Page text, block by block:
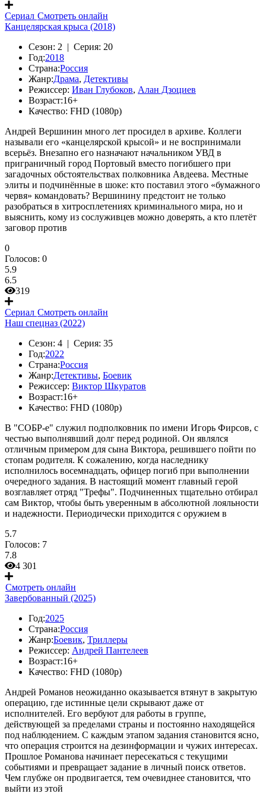
Сериал Смотреть онлайн
Канцелярская крыса (2018)
Сезон: 2 | Серия: 20
Год:2018
Страна:Россия
Жанр:Драма, Детективы
Режиссер: Иван Глубоков, Алан Дзоциев
Возраст:16+
Качество: FHD (1080p)
Андрей Вершинин много лет просидел в архиве. Коллеги
называли его «канцелярской крысой» и не воспринимали
всерьёз. Внезапно его назначают начальником УВД в
приграничный город Портовый вместо погибшего при
загадочных обстоятельствах полковника Авдеева. Местные
элиты и подчинённые в шоке: кто поставил этого «бумажного
червя» командовать? Вершинину предстоит не только
разобраться в хитросплетениях криминального мира, но и
выяснить, кому из сослуживцев можно доверять, а кто плетёт
заговор против
0
Голосов: 0
5.9
6.5
319
Сериал Смотреть онлайн
Наш спецназ (2022)
Сезон: 4 | Серия: 35
Год:2022
Страна:Россия
Жанр:Детективы, Боевик
Режиссер: Виктор Шкуратов
Возраст:16+
Качество: FHD (1080p)
В "СОБР-е" служил подполковник по имени Игорь Фирсов, с
честью выполнявший долг перед родиной. Он являлся
отличным примером для сына Виктора, решившего пойти по
стопам родителя. К сожалению, когда наследнику
исполнилось восемнадцать, офицер погиб при выполнении
очередного задания. В настоящий момент главный герой
возглавляет отряд "Трефы". Подчиненных тщательно отбирал
сам Виктор, чтобы быть уверенным в абсолютной лояльности
и надежности. Периодически приходится с оружием в
5.7
Голосов: 7
7.8
4 301
Смотреть онлайн
Завербованный (2025)
Год:2025
Страна:Россия
Жанр:Боевик, Триллеры
Режиссер: Андрей Пантелеев
Возраст:16+
Качество: FHD (1080p)
Андрей Романов неожиданно оказывается втянут в закрытую
операцию, где истинные цели скрывают даже от
исполнителей. Его вербуют для работы в группе,
действующей за пределами страны и постоянно находящейся
под наблюдением. С каждым этапом задания становится ясно,
что операция строится на дезинформации и чужих интересах.
Прошлое Романова начинает пересекаться с текущими
событиями и превращает задание в личный поиск ответов.
Чем глубже он продвигается, тем очевиднее становится, что
выйти из этой